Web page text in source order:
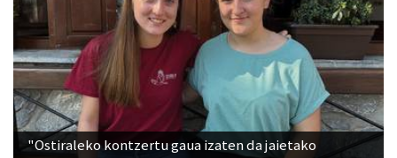
"Ostiraleko kontzertu gaua izaten da jaietako